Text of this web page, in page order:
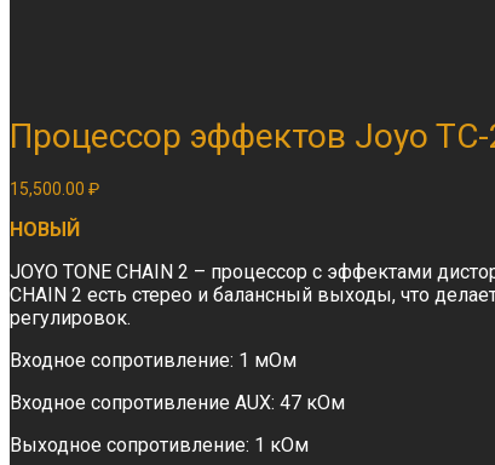
Процессор эффектов Joyo TC-
15,500.00 ₽
НОВЫЙ
JOYO TONE CHAIN 2 – процессор с эффектами
CHAIN 2 есть стерео и балансный выходы, что
регулировок.
Входное сопротивление: 1 мОм
Входное сопротивление AUX: 47 кОм
Выходное сопротивление: 1 кОм